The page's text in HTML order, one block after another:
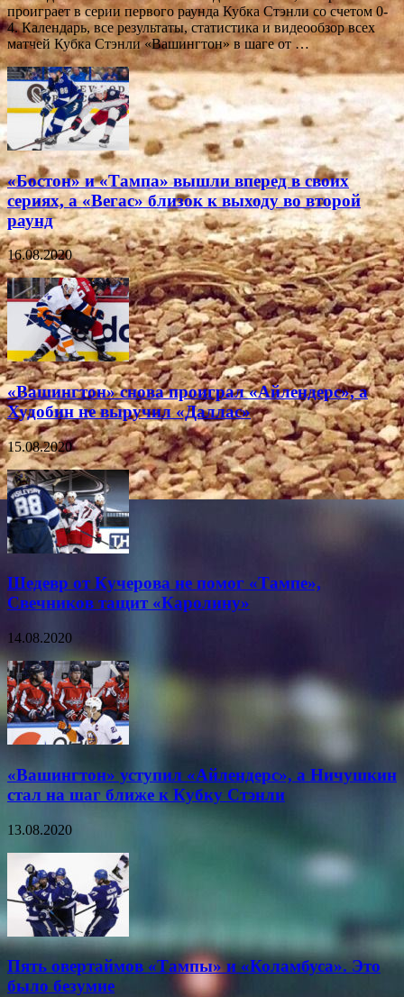
проиграет в серии первого раунда Кубка Стэнли со счетом 0-
4. Календарь, все результаты, статистика и видеообзор всех
матчей Кубка Стэнли «Вашингтон» в шаге от …
«Бостон» и «Тампа» вышли вперед в своих
сериях, а «Вегас» близок к выходу во второй
раунд
16.08.2020
«Вашингтон» снова проиграл «Айлендерс», а
Худобин не выручил «Даллас»
15.08.2020
Шедевр от Кучерова не помог «Тампе»,
Свечников тащит «Каролину»
14.08.2020
«Вашингтон» уступил «Айлендерс», а Ничушкин
стал на шаг ближе к Кубку Стэнли
13.08.2020
Пять овертаймов «Тампы» и «Коламбуса». Это
было безумие